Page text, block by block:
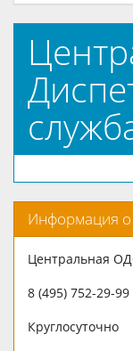
Информация
Центральная
8 (495) 752-29-99
Круглосуточно